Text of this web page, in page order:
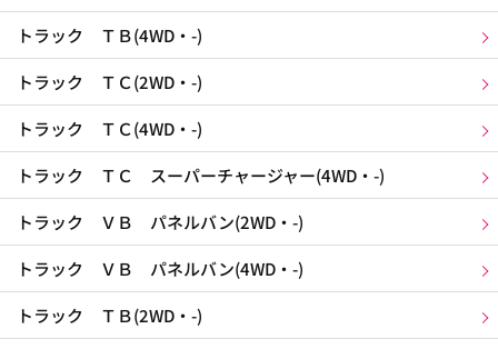
トラック ＴＢ(4WD・-)
トラック ＴＣ(2WD・-)
トラック ＴＣ(4WD・-)
トラック ＴＣ スーパーチャージャー(4WD・-)
トラック ＶＢ パネルバン(2WD・-)
トラック ＶＢ パネルバン(4WD・-)
トラック ＴＢ(2WD・-)